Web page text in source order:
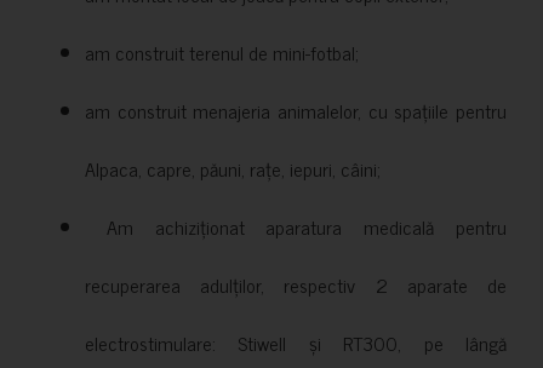
am construit terenul de mini-fotbal;
am construit menajeria animalelor, cu spațiile pentru
Alpaca, capre, păuni, rațe, iepuri, câini;
Am achiziționat aparatura medicală pentru
recuperarea adulților, respectiv 2 aparate de
electrostimulare: Stiwell și RT300, pe lângă